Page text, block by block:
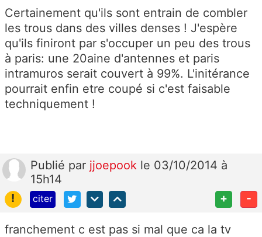
Certainement qu'ils sont entrain de combler
les trous dans des villes denses ! J'espère
qu'ils finiront par s'occuper un peu des trous
à paris: une 20aine d'antennes et paris
intramuros serait couvert à 99%. L'initérance
pourrait enfin etre coupé si c'est faisable
techniquement !
Publié par jjoepook le 03/10/2014 à
15h14
!
citer + -
franchement c est pas si mal que ca la tv